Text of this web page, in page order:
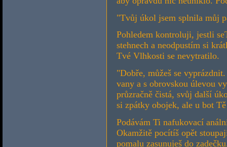
"Tvůj úkol jsem splnila můj
Pohledem kontroluji, jestli
stehnech a neodpustím si
Tvé Vlhkosti se nevytratilo.
"Dobře, můžeš se
vany a s obrovskou úlevou
průzračně čistá, svůj další
si zpátky obojek, ale u bot
Podávám Ti nafukovací
Okamžitě pocítíš opět
pomalu zasunuješ do